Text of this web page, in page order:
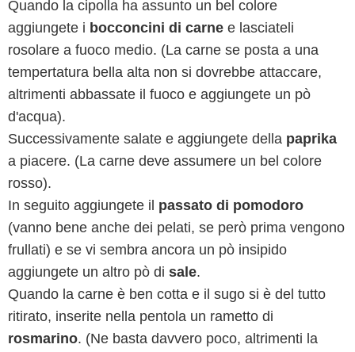
Quando la cipolla ha assunto un bel colore
aggiungete i bocconcini di carne e lasciateli
rosolare a fuoco medio. (La carne se posta a una
tempertatura bella alta non si dovrebbe attaccare,
altrimenti abbassate il fuoco e aggiungete un pò
d'acqua).
Successivamente salate e aggiungete della paprika
a piacere. (La carne deve assumere un bel colore
rosso).
In seguito aggiungete il passato di pomodoro
(vanno bene anche dei pelati, se però prima vengono
frullati) e se vi sembra ancora un pò insipido
aggiungete un altro pò di sale.
Quando la carne è ben cotta e il sugo si è del tutto
ritirato, inserite nella pentola un rametto di
rosmarino. (Ne basta davvero poco, altrimenti la